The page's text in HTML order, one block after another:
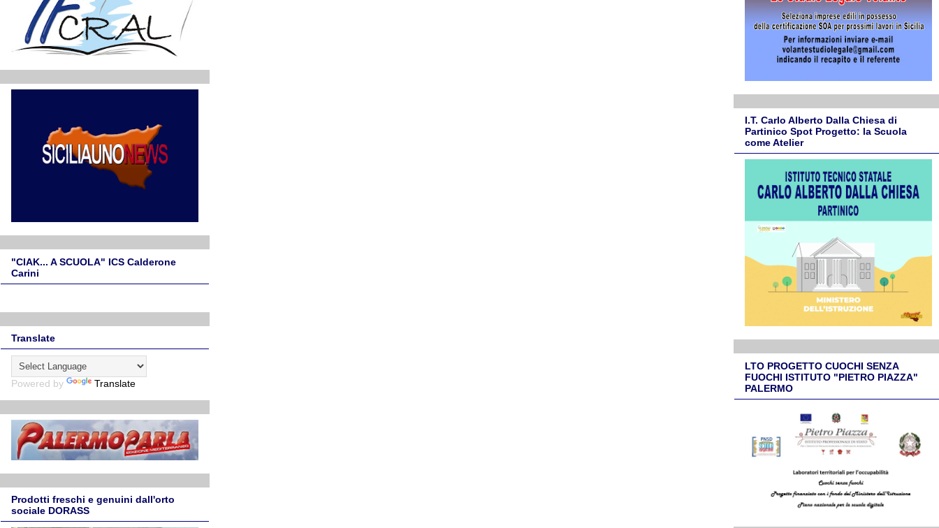
"CIAK... A SCUOLA" ICS Calderone
Carini
Translate
Powered by Translate
Prodotti freschi e genuini dall'orto
sociale DORASS
I.T. Carlo Alberto Dalla Chiesa di
Partinico Spot Progetto: la Scuola
come Atelier
LTO PROGETTO CUOCHI SENZA
FUOCHI ISTITUTO "PIETRO PIAZZA"
PALERMO